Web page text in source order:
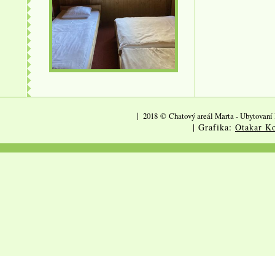
| 2018 © Chatový areál Marta -
| Grafika: Otakar